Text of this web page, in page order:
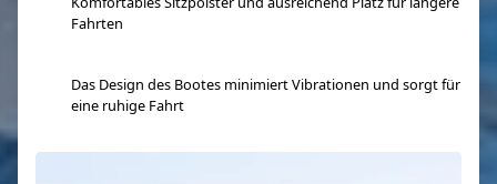
Fahrten
Das Design des Bootes minimiert Vibrationen und sorgt für
eine ruhige Fahrt